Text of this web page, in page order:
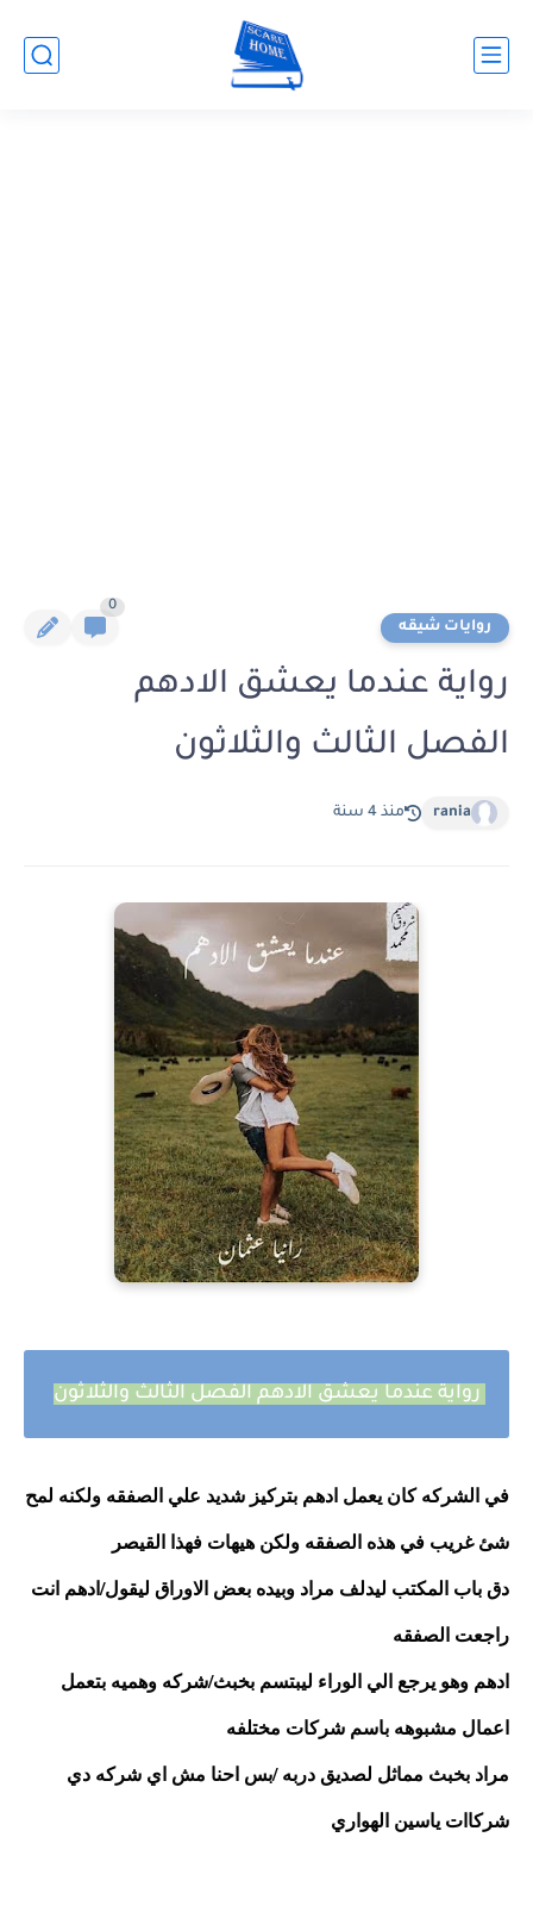
روايات شيقه
0
رواية عندما يعشق الادهم
الفصل الثالث والثلاثون
rania منذ 4 سنة
رواية عندما يعشق الادهم الفصل الثالث والثلاثون
شئ غريب في هذه الصفقه ولكن هيهات فهذا القيصر
راجعت الصفقه
اعمال مشبوهه باسم شركات مختلفه
شركاات ياسين الهواري